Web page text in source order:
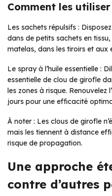
Comment les utiliser
Les sachets répulsifs :
dans de petits sachets en
matelas, dans les tiroirs et aux
Le spray à l’huile essentielle :
essentielle de clou de girofle
les zones à risque. Renouvelez
jours pour une efficacité
À noter : Les clous de girofle
mais les tiennent à distance
risque de propagation.
Une approche
contre d’autres